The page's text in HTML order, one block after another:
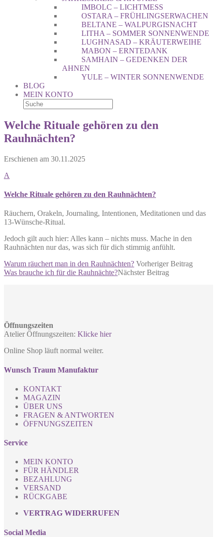
IMBOLC – LICHTMESS
OSTARA – FRÜHLINGSERWACHEN
BELTANE – WALPURGISNACHT
LITHA – SOMMER SONNENWENDE
LUGHNASAD – KRÄUTERWEIHE
MABON – ERNTEDANK
SAMHAIN – GEDENKEN DER
AHNEN
YULE – WINTER SONNENWENDE
BLOG
MEIN KONTO
Welche Rituale gehören zu den
Rauhnächten?
Erschienen am 30.11.2025
A
Welche Rituale gehören zu den Rauhnächten?
Räuchern, Orakeln, Journaling, Intentionen, Meditationen und das
13-Wünsche-Ritual.
Jedoch gilt auch hier: Alles kann – nichts muss. Mache in den
Rauhnächten nur das, was sich für dich stimmig anfühlt.
Warum räuchert man in den Rauhnächten? Vorheriger Beitrag
Was brauche ich für die Rauhnächte?Nächster Beitrag
Öffnungszeiten
Atelier Öffnungszeiten: Klicke hier
Online Shop läuft normal weiter.
Wunsch Traum Manufaktur
KONTAKT
MAGAZIN
ÜBER UNS
FRAGEN & ANTWORTEN
ÖFFNUNGSZEITEN
Service
MEIN KONTO
FÜR HÄNDLER
BEZAHLUNG
VERSAND
RÜCKGABE
VERTRAG WIDERRUFEN
Social Media